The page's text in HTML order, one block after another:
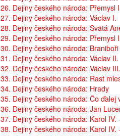
26. Dejiny českého národa: Přemysl
27. Dejiny českého národa: Václav I.
28. Dejiny českého národa: Svätá
29. Dejiny českého národa: Přemysl
30. Dejiny českého národa:
31. Dejiny českého národa: Václav II.
32. Dejiny českého národa: Václav III.
33. Dejiny českého národa: Rast
34. Dejiny českého národa: Hrady
35. Dejiny českého národa: Čo ďalej
36. Dejiny českého národa: Jan
37. Dejiny českého národa: Karol IV.
38. Dejiny českého národa: Karol IV.